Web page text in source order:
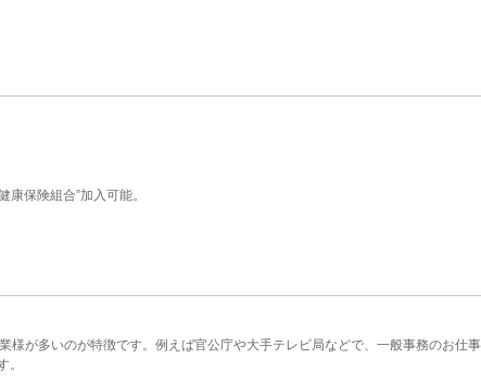
康保険組合”加入可能。
様が多いのが特徴です。例えば官公庁や大手テレビ局などで、一般事務のお仕
。